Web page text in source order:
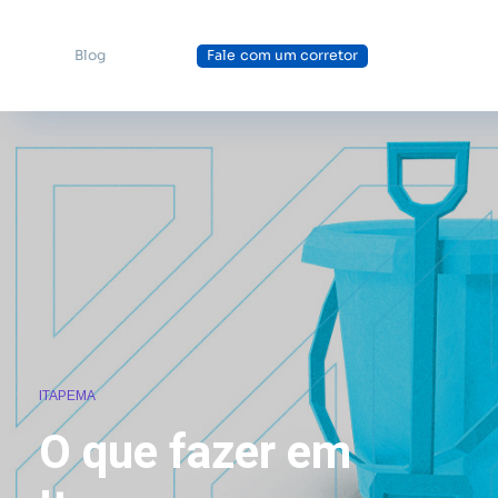
Blog Fale com um corretor
ITAPEMA
O que fazer em